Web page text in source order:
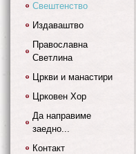
Свештенство
Издаваштво
Православна
Светлина
Цркви и манастири
Црковен Хор
Да направиме
заедно...
Контакт